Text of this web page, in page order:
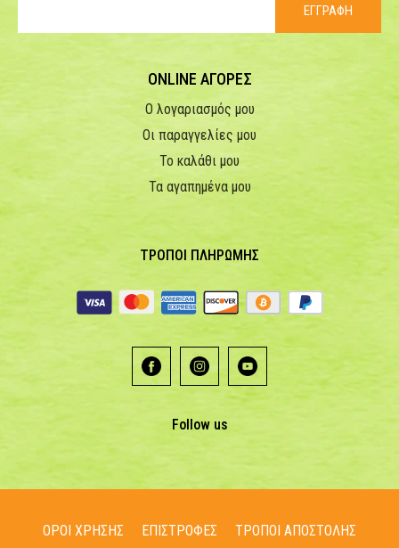
ΕΓΓΡΑΦΗ
ONLINE ΑΓΟΡΕΣ
Ο λογαριασμός μου
Οι παραγγελίες μου
Το καλάθι μου
Τα αγαπημένα μου
ΤΡΟΠΟΙ ΠΛΗΡΩΜΗΣ
Follow us
ΟΡΟΙ ΧΡΗΣΗΣ ΕΠΙΣΤΡΟΦΕΣ ΤΡΟΠΟΙ ΑΠΟΣΤΟΛΗΣ